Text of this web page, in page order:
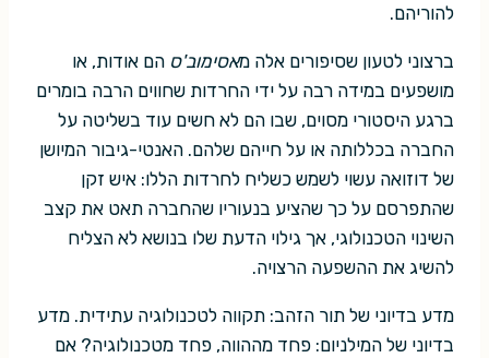
להוריהם.
ברצוני לטעון שסיפורים אלה מאסימוב'ס הם אודות, או
מושפעים במידה רבה על ידי החרדות שחווים הרבה בומרים
ברגע היסטורי מסוים, שבו הם לא חשים עוד בשליטה על
החברה בכללותה או על חייהם שלהם. האנטי-גיבור המיושן
של דוזואה עשוי לשמש כשליח לחרדות הללו: איש זקן
שהתפרסם על כך שהציע בנעוריו שהחברה תאט את קצב
השינוי הטכנולוגי, אך גילוי הדעת שלו בנושא לא הצליח
להשיג את ההשפעה הרצויה.
מדע בדיוני של תור הזהב: תקווה לטכנולוגיה עתידית. מדע
בדיוני של המילניום: פחד מההווה, פחד מטכנולוגיה? אם